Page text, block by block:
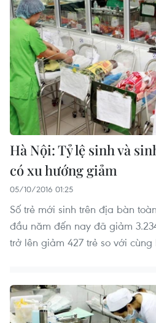
Hà Nội: Tỷ lệ sinh và
có xu hướng giảm
05/10/2016 01:25
Số trẻ mới sinh trên địa bàn
đầu năm đến nay đã giảm
trở lên giảm 427 trẻ so với cùng